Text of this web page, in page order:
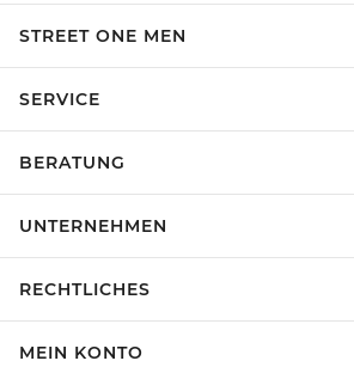
STREET ONE MEN
SERVICE
BERATUNG
UNTERNEHMEN
RECHTLICHES
MEIN KONTO